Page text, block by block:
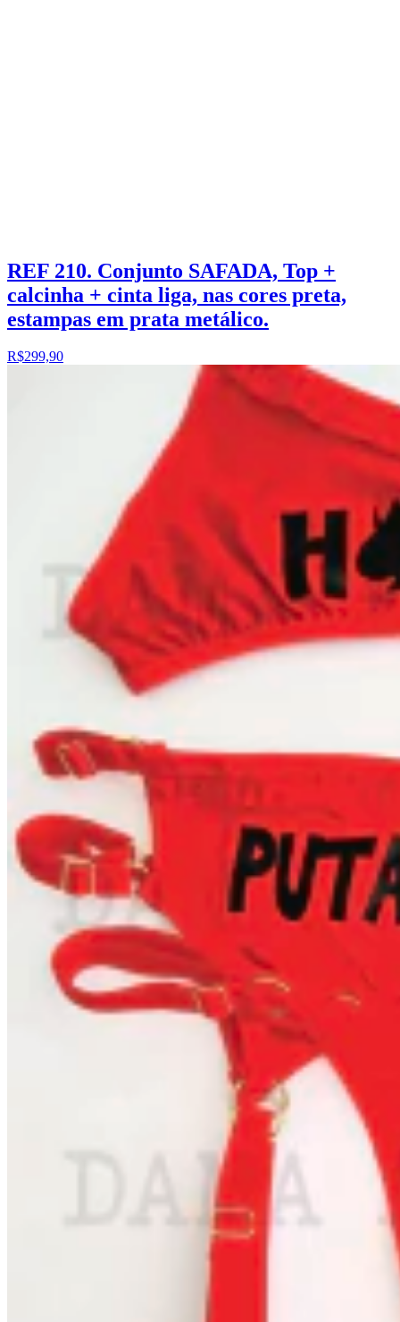
REF 210. Conjunto SAFADA, Top +
calcinha + cinta liga, nas cores preta,
estampas em prata metálico.
R$299,90